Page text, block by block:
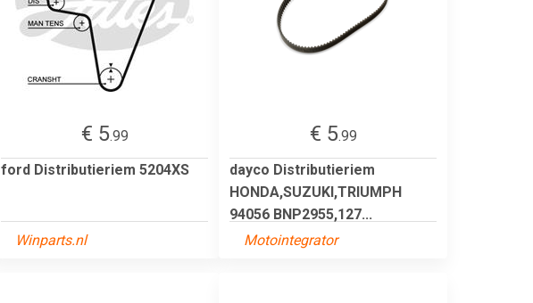
€ 5.99
ford Distributieriem 5204XS
Winparts.nl
€ 5.99
dayco Distributieriem
HONDA,SUZUKI,TRIUMPH
94056 BNP2955,127...
Motointegrator